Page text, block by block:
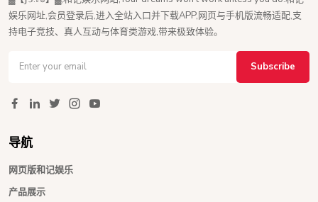
娱乐网址,会员登录后,进入全站入口并下载APP,网页与手机版流畅适配,支
持电子竞技、真人互动与体育类游戏,带来极致体验。
Subscribe
导航
网页版和记娱乐
产品展示